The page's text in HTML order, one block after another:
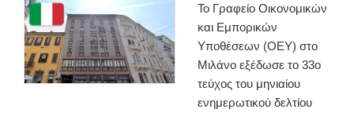
Το Γραφείο Οικονομικών
και Εμπορικών
Υποθέσεων (ΟΕΥ) στο
Μιλάνο εξέδωσε το 33ο
τεύχος του μηνιαίου
ενημερωτικού δελτίου